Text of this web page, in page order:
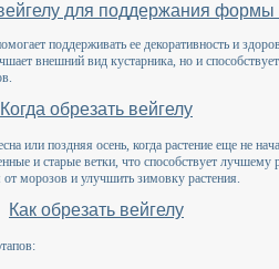
вейгелу для поддержания формы
поддерживать ее декоративность и
внешний вид кустарника, но и
Когда обрезать вейгелу
или поздняя осень, когда растение еще не
и старые ветки, что способствует
морозов и улучшить зимовку растения.
Как обрезать вейгелу